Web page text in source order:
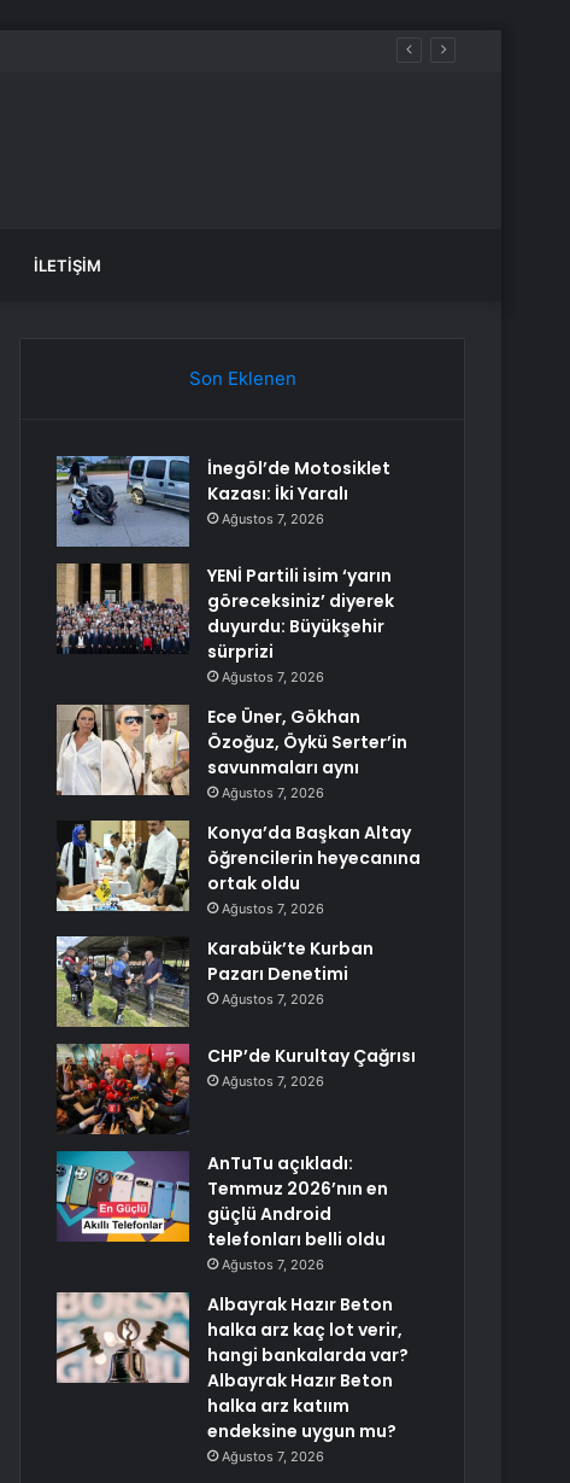
İLETIŞIM
Son Eklenen
İnegöl’de Motosiklet
Kazası: İki Yaralı
Ağustos 7, 2026
YENİ Partili isim ‘yarın
göreceksiniz’ diyerek
duyurdu: Büyükşehir
sürprizi
Ağustos 7, 2026
Ece Üner, Gökhan
Özoğuz, Öykü Serter’in
savunmaları aynı
Ağustos 7, 2026
Konya’da Başkan Altay
öğrencilerin heyecanına
ortak oldu
Ağustos 7, 2026
Karabük’te Kurban
Pazarı Denetimi
Ağustos 7, 2026
CHP’de Kurultay Çağrısı
Ağustos 7, 2026
AnTuTu açıkladı:
Temmuz 2026’nın en
güçlü Android
telefonları belli oldu
Ağustos 7, 2026
Albayrak Hazır Beton
halka arz kaç lot verir,
hangi bankalarda var?
Albayrak Hazır Beton
halka arz katıım
endeksine uygun mu?
Ağustos 7, 2026